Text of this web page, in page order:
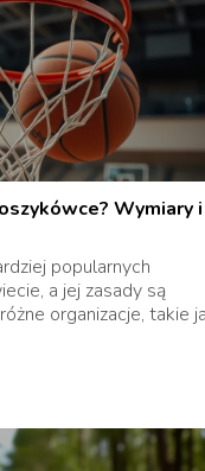
Wymiary i
popularnych
a jej zasady są
organizacje, takie